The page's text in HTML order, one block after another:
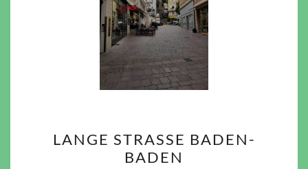
STRASSE B
ADEN-B
LANGE STRASSE BADEN-B
ADEN